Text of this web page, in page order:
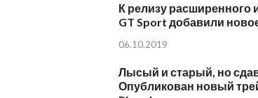
К релизу расширенного
GT Sport добавили
06.10.2019
Лысый и старый, но
Опубликован новый